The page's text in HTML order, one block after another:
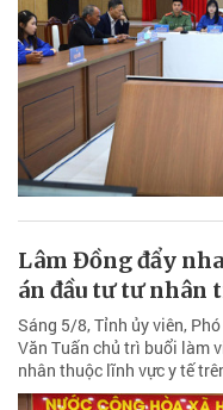
Lâm Đồng đẩy
án đầu tư tư nhân
Sáng 5/8, Tỉnh ủy viên,
Văn Tuấn chủ trì buổi làm
nhân thuộc lĩnh vực y tế